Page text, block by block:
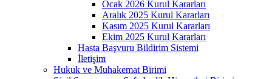
Ocak 2026 Kurul Kararları
Aralık 2025 Kurul Kararları
Kasım 2025 Kurul Kararları
Ekim 2025 Kurul Kararları
Hasta Başvuru Bildirim Sistemi
İletişim
Hukuk ve Muhakemat Birimi